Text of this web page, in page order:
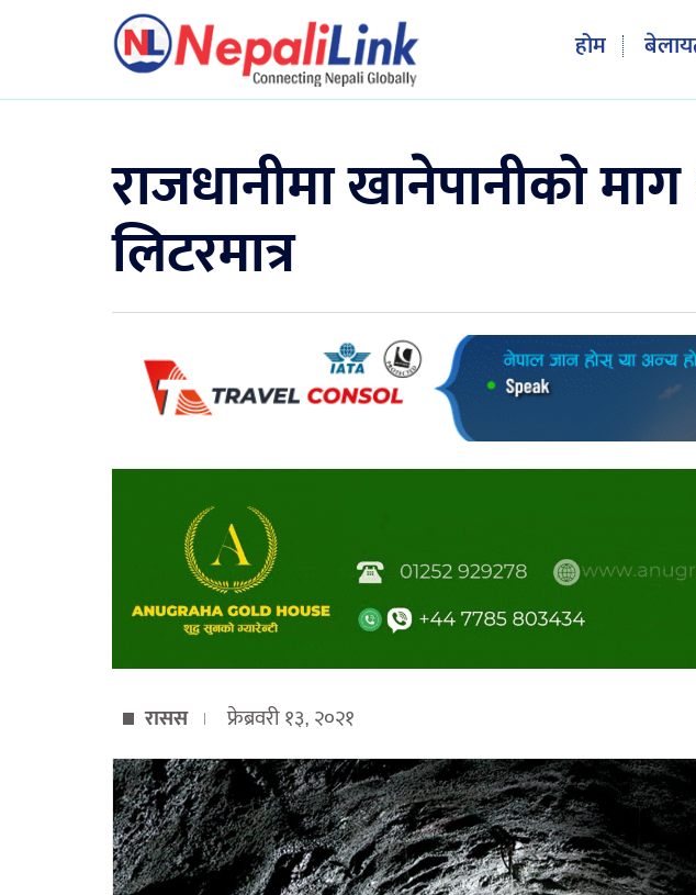
होम
राजधानीमा खानेपानीको
लिटरमात्र
रासस फ्रेब्रवरी १३, २०२१